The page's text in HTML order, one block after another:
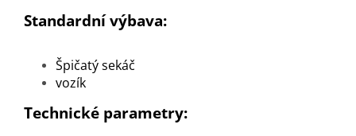
Standardní výbava:
Špičatý sekáč
vozík
Technické parametry: